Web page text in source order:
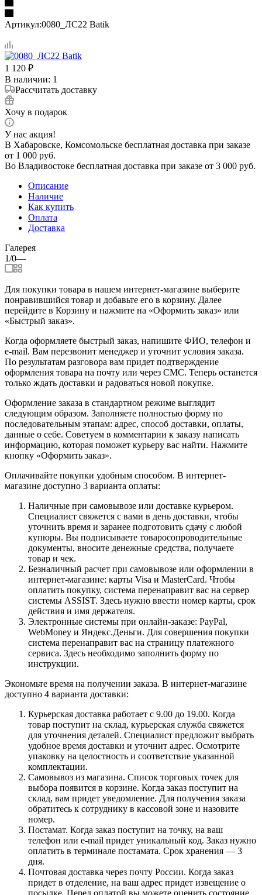
Артикул:0080_ЛС22 Batik
1 120 ₽
В наличии: 1
Рассчитать доставку
Хочу в подарок
У нас акция!
В Хабаровске, Комсомольске бесплатная доставка при заказе
от 1 000 руб.
Во Владивостоке бесплатная доставка при заказе от 3 000 руб.
Описание
Наличие
Как купить
Оплата
Доставка
Галерея
1/0—
Для покупки товара в нашем интернет-магазине выберите
понравившийся товар и добавьте его в корзину. Далее
перейдите в Корзину и нажмите на «Оформить заказ» или
«Быстрый заказ».
Когда оформляете быстрый заказ, напишите ФИО, телефон и
e-mail. Вам перезвонит менеджер и уточнит условия заказа.
По результатам разговора вам придет подтверждение
оформления товара на почту или через СМС. Теперь останется
только ждать доставки и радоваться новой покупке.
Оформление заказа в стандартном режиме выглядит
следующим образом. Заполняете полностью форму по
последовательным этапам: адрес, способ доставки, оплаты,
данные о себе. Советуем в комментарии к заказу написать
информацию, которая поможет курьеру вас найти. Нажмите
кнопку «Оформить заказ».
Оплачивайте покупки удобным способом. В интернет-
магазине доступно 3 варианта оплаты:
Наличные при самовывозе или доставке курьером.
Специалист свяжется с вами в день доставки, чтобы
уточнить время и заранее подготовить сдачу с любой
купюры. Вы подписываете товаросопроводительные
документы, вносите денежные средства, получаете
товар и чек.
Безналичный расчет при самовывозе или оформлении в
интернет-магазине: карты Visa и MasterCard. Чтобы
оплатить покупку, система перенаправит вас на сервер
системы ASSIST. Здесь нужно ввести номер карты, срок
действия и имя держателя.
Электронные системы при онлайн-заказе: PayPal,
WebMoney и Яндекс.Деньги. Для совершения покупки
система перенаправит вас на страницу платежного
сервиса. Здесь необходимо заполнить форму по
инструкции.
Экономьте время на получении заказа. В интернет-магазине
доступно 4 варианта доставки:
Курьерская доставка работает с 9.00 до 19.00. Когда
товар поступит на склад, курьерская служба свяжется
для уточнения деталей. Специалист предложит выбрать
удобное время доставки и уточнит адрес. Осмотрите
упаковку на целостность и соответствие указанной
комплектации.
Самовывоз из магазина. Список торговых точек для
выбора появится в корзине. Когда заказ поступит на
склад, вам придет уведомление. Для получения заказа
обратитесь к сотруднику в кассовой зоне и назовите
номер.
Постамат. Когда заказ поступит на точку, на ваш
телефон или e-mail придет уникальный код. Заказ нужно
оплатить в терминале постамата. Срок хранения — 3
дня.
Почтовая доставка через почту России. Когда заказ
придет в отделение, на ваш адрес придет извещение о
посылке. Перед оплатой вы можете оценить состояние